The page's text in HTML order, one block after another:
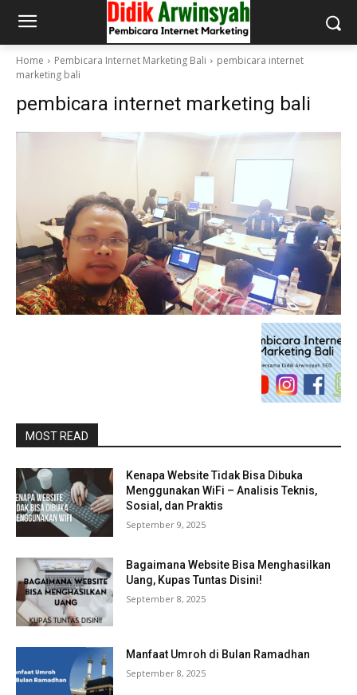
Home Pembicara Internet Marketing Bali
pembicara internet
marketing bali
pembicara internet marketing bali
MOST READ
Kenapa Website Tidak Bisa Dibuka
Menggunakan WiFi – Analisis Teknis,
Sosial, dan Praktis
September 9, 2025
Bagaimana Website Bisa Menghasilkan
Uang, Kupas Tuntas Disini!
September 8, 2025
Manfaat Umroh di Bulan Ramadhan
September 8, 2025